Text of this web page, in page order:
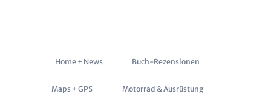
Navigation
Home + News Buch-Rezensionen
Maps + GPS Motorrad & Ausrüstung